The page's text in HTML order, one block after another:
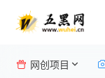
网创项目